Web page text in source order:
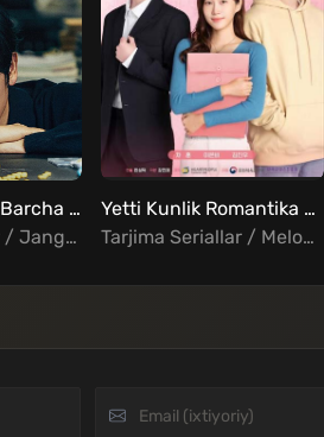
Aloqa / Ulanish Barcha qismlar Uzbek Tilida
Tarjima Seriallar / Jangari / Detektiv / Kriminal / Triller / Xorij Seriallar Uzbek Tilida
Yetti Kunlik Romantika Barcha qismlar Uzbek Tilida
Tarjima Seriallar / Melodrama / Xorij Seriallar Uzbek Tilida